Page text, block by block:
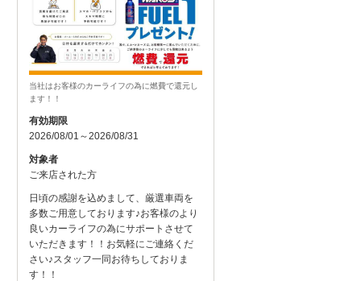
当社はお客様のカーライフの為に燃費で還元し
ます！！
有効期限
2026/08/01～2026/08/31
対象者
ご来店された方
日頃の感謝を込めまして、厳選車両を
多数ご用意しております♪お客様のより
良いカーライフの為にサポートさせて
いただきます！！お気軽にご連絡くだ
さい♪スタッフ一同お待ちしておりま
す！！